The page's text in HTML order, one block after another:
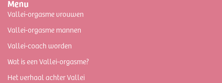
Menu
Vallei-orgasme vrouwen
Vallei-orgasme mannen
Vallei-coach worden
Wat is een Vallei-orgasme?
Het verhaal achter Vallei